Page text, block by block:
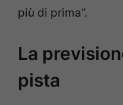
più di prima”.
La
pista